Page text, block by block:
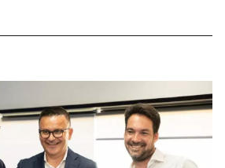
La Región
Fronteras